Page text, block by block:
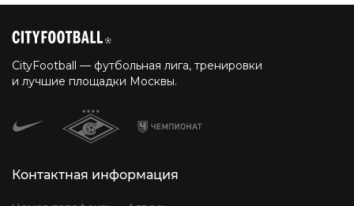
CityFootball — футбольная лига, тренировки
и лучшие площадки Москвы.
Контактная информация